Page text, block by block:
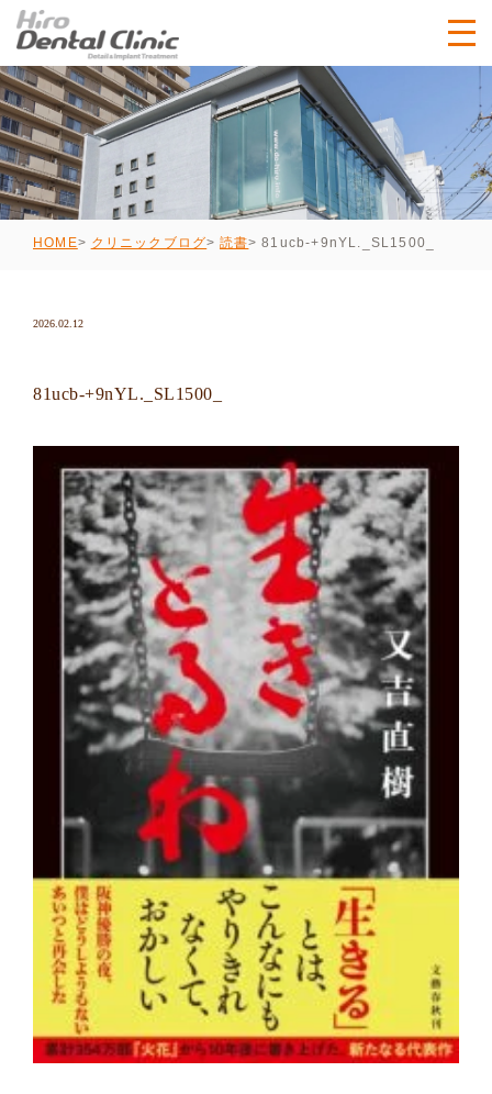
HOME クリニックブログ 読書 81ucb-+9nYL._SL1500_
2026.02.12
81ucb-+9nYL._SL1500_